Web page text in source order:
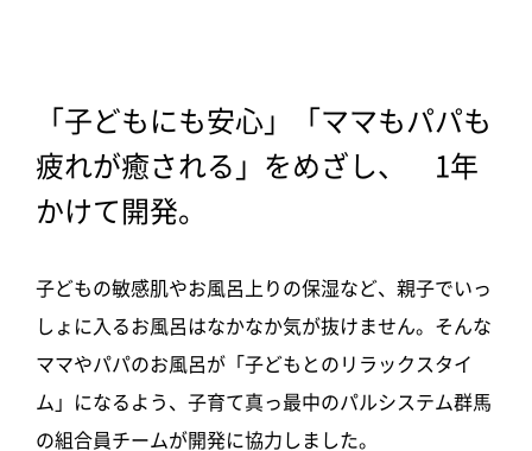
「子どもにも安心」「ママもパパも
疲れが癒される」をめざし、 1年
かけて開発。
子どもの敏感肌やお風呂上りの保湿など、親子でいっ
しょに入るお風呂はなかなか気が抜けません。そんな
ママやパパのお風呂が「子どもとのリラックスタイ
ム」になるよう、子育て真っ最中のパルシステム群馬
の組合員チームが開発に協力しました。